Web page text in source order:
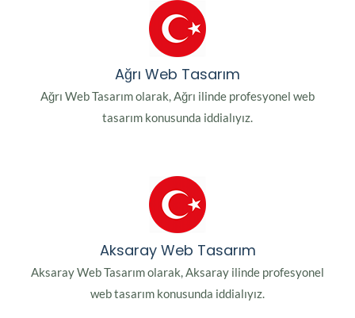
Ağrı Web Tasarım
Ağrı Web Tasarım olarak, Ağrı ilinde profesyonel web
tasarım konusunda iddialıyız.
Aksaray Web Tasarım
Aksaray Web Tasarım olarak, Aksaray ilinde profesyonel
web tasarım konusunda iddialıyız.